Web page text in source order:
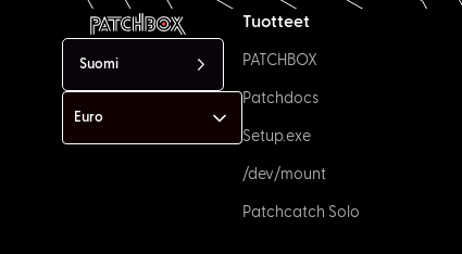
Suomi
Tuotteet
PATCHBOX
Patchdocs
Setup.exe
/dev/mount
Patchcatch Solo